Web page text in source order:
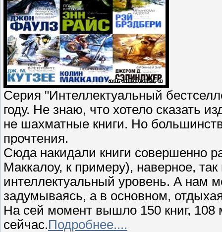
Серия "Интеллектуальный
году. Не знаю, что хотело сказать
не шахматные книги. Но
прочтения.
Сюда накидали книги совершенно
Маккалоу, к примеру), наверное,
интеллектуальный уровень. А нам
задумываясь, а в основном,
На сей момент вышло 150 книг, 108
сейчас.Подробнее....